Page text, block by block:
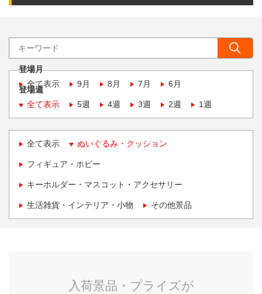
登場月
全て表示
9月 8月 7月 6月
登場週
全て表示
5週 4週 3週 2週 1週
全て表示 ぬいぐるみ・クッション
フィギュア・ホビー
キーホルダー・マスコット・アクセサリー
生活雑貨・インテリア・小物 その他景品